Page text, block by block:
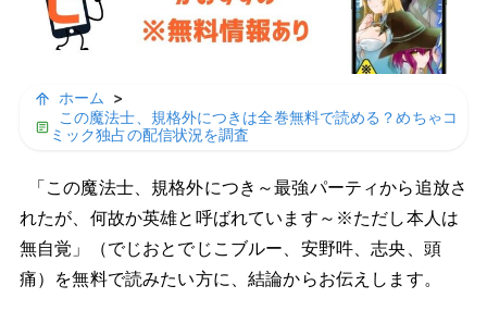
ホーム
>
この魔法士、規格外につきは全巻無料で読める？めちゃコ
ミック独占の配信状況を調査
「この魔法士、規格外につき～最強パーティから追放さ
れたが、何故か英雄と呼ばれています～※ただし本人は
無自覚」（でじおとでじこブルー、安野吽、志央、頭
痛）を無料で読みたい方に、結論からお伝えします。